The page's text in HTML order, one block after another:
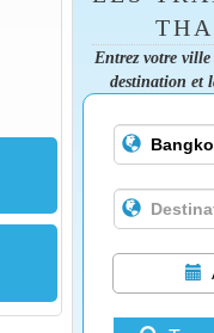
Entrez votre
destination et